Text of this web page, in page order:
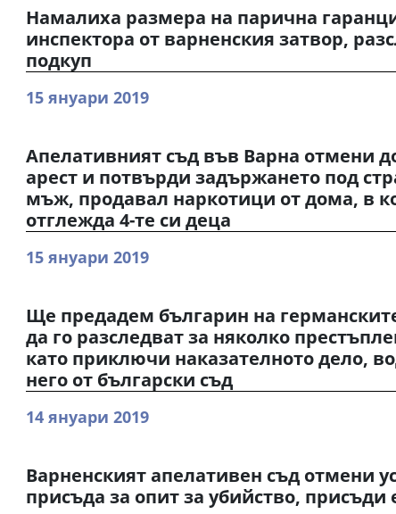
Намалиха размера на парична
инспектора от варненския затвор,
подкуп
15 януари 2019
Апелативният съд във Варна отмени
арест и потвърди задържането под
мъж, продавал наркотици от дома, в
отглежда 4-те си деца
15 януари 2019
Ще предадем българин на
да го разследват за няколко
като приключи наказателното дело,
него от български съд
14 януари 2019
Варненският апелативен съд отмени
присъда за опит за убийство, присъди